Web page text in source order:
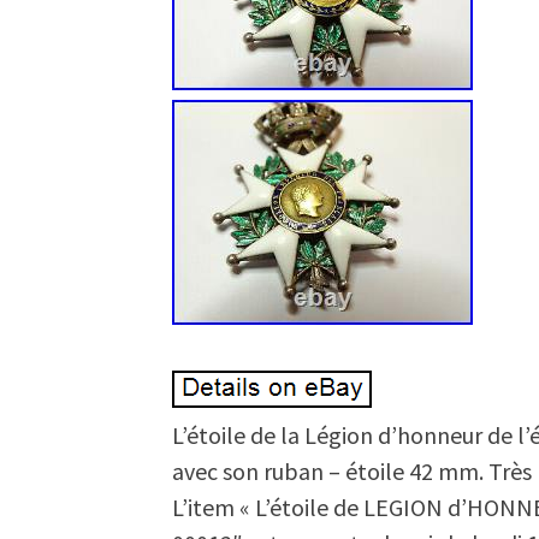
L’étoile de la Légion d’honneur de
avec son ruban – étoile 42 mm.
L’item « L’étoile de LEGION